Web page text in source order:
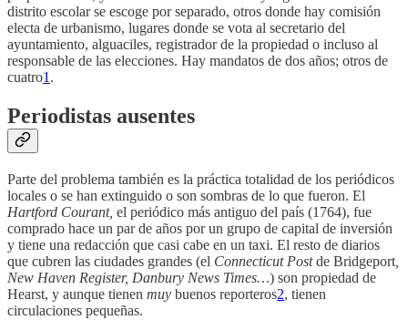
distrito escolar se escoge por separado, otros donde hay comisión
electa de urbanismo, lugares donde se vota al secretario del
ayuntamiento, alguaciles, registrador de la propiedad o incluso al
responsable de las elecciones. Hay mandatos de dos años; otros de
cuatro1 .
Periodistas ausentes
Parte del problema también es la práctica totalidad de los periódicos
locales o se han extinguido o son sombras de lo que fueron. El
Hartford Courant, el periódico más antiguo del país (1764), fue
comprado hace un par de años por un grupo de capital de inversión
y tiene una redacción que casi cabe en un taxi. El resto de diarios
que cubren las ciudades grandes (el Connecticut Postde Bridgeport
New Haven Register, Danbury News Times…) son propiedad de
Hearst, y aunque tienen muy buenos reporteros2, tienen
circulaciones pequeñas.